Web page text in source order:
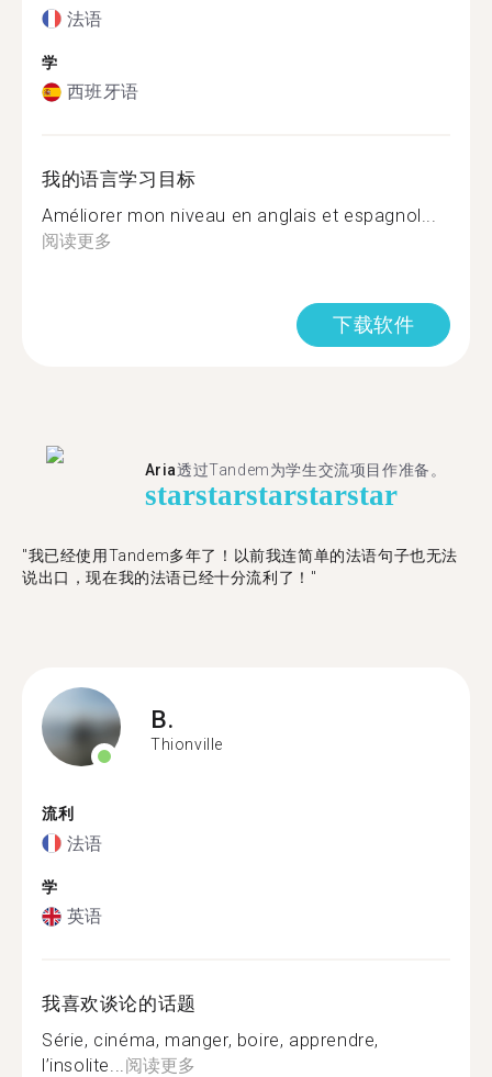
法语
学
西班牙语
我的语言学习目标
Améliorer mon niveau en anglais et espagnol...
阅读更多
下载软件
Aria透过Tandem为学生交流项目作准备。
starstarstarstarstar
"​​我已经使用Tandem多年了！以前我连简单的法语句子也无法
说出口，现在我的法语已经十分流利了！"
B.
Thionville
流利
法语
学
英语
我喜欢谈论的话题
Série, cinéma, manger, boire, apprendre,
l’insolite...阅读更多